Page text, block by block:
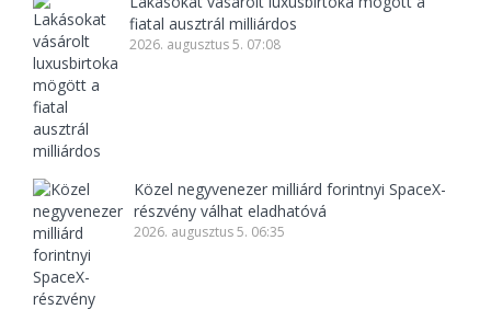
fiatal ausztrál milliárdos
2026. augusztus 5. 07:08
Közel negyvenezer milliárd forintnyi SpaceX-
részvény válhat eladhatóvá
2026. augusztus 5. 06:35